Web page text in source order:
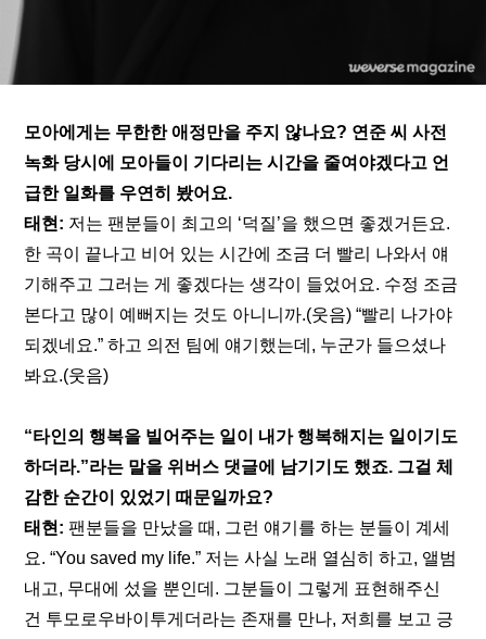
모아에게는 무한한 애정만을 주지 않나요? 연준 씨 사전
녹화 당시에 모아들이 기다리는 시간을 줄여야겠다고 언
급한 일화를 우연히 봤어요.
태현: 저는 팬분들이 최고의 ‘덕질’을 했으면 좋겠거든요.
한 곡이 끝나고 비어 있는 시간에 조금 더 빨리 나와서 얘
기해주고 그러는 게 좋겠다는 생각이 들었어요. 수정 조금
본다고 많이 예뻐지는 것도 아니니까.(웃음) “빨리 나가야
되겠네요.” 하고 의전 팀에 얘기했는데, 누군가 들으셨나
봐요.(웃음)
“타인의 행복을 빌어주는 일이 내가 행복해지는 일이기도
하더라.”라는 말을 위버스 댓글에 남기기도 했죠. 그걸 체
감한 순간이 있었기 때문일까요?
태현: 팬분들을 만났을 때, 그런 얘기를 하는 분들이 계세
요. “You saved my life.” 저는 사실 노래 열심히 하고, 앨범
내고, 무대에 섰을 뿐인데. 그분들이 그렇게 표현해주신
건 투모로우바이투게더라는 존재를 만나, 저희를 보고 긍